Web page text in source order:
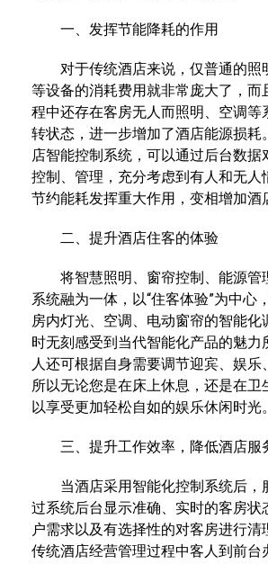
一、发挥节能降耗的作用
对于传统酒店来说，仅普通的照
等设备的消耗费用就非常庞大了，而
程中还存在客房无人而照明、空调等
转状态，进一步增加了酒店能源损耗
店智能控制系统，可以通过后台数据
控制、管理，充分考虑到有人和无人
节约能耗发挥重大作用，变相增加酒
二、提升酒店住客的体验
将智慧照明、窗帘控制、能源管
系统融为一体，以“住客体验”为中心
房内灯光、空调、电动窗帘的智能化
时无刻感受到当代智能化产品的魅力
人还可根据自身需要调节迎宾、娱乐
所以无论您是在床上休息，还是在卫
以享受更加轻松自如的娱乐休闲时光。
三、提升工作效率，降低酒店服
当酒店采用智能化控制系统后，
过系统后台显示准确、实时的客房状
户需求以及有选择性的对客房进行清
传统酒店经营管理过程中客人到前台